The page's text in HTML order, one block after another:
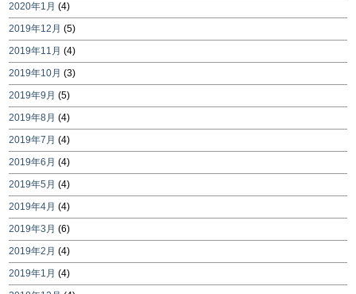
2020年1月 (4)
2019年12月 (5)
2019年11月 (4)
2019年10月 (3)
2019年9月 (5)
2019年8月 (4)
2019年7月 (4)
2019年6月 (4)
2019年5月 (4)
2019年4月 (4)
2019年3月 (6)
2019年2月 (4)
2019年1月 (4)